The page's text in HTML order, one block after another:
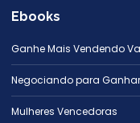
Ebooks
Ganhe Mais Vendendo
Negociando para Ganhar
Mulheres Vencedoras